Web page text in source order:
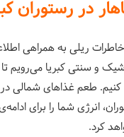
در رستوران
ریلی به همراهی
و سنتی کبریا می‌رویم
طعم غذاهای شمالی
انرژی شما را برای
کرد.